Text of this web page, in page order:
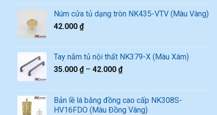
Núm cửa tủ dạng tròn NK435-VTV (Màu Vàng)
42.000 ₫
Tay nắm tủ nội thất NK379-X (Màu Xám)
35.000 ₫– 42.000 ₫
Bản lề lá bằng đồng cao cấp NK308S-
HV16FDO (Màu Đồng Vàng)